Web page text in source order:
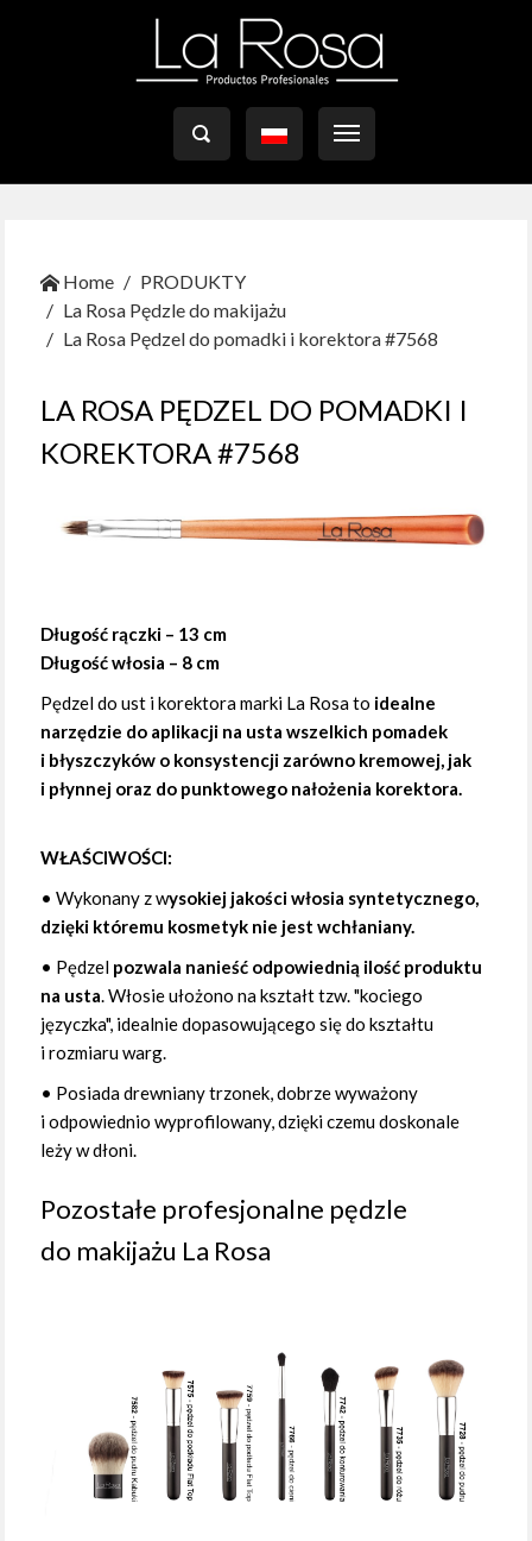

Home
PRODUKTY
La Rosa Pędzle do makijażu
La Rosa Pędzel do pomadki i korektora #7568
LA ROSA PĘDZEL DO POMADKI I
KOREKTORA #7568
Długość rączki – 13 cm
Długość włosia – 8 cm
Pędzel do ust i korektora marki La Rosa to idealne
narzędzie do aplikacji na usta wszelkich pomadek
i błyszczyków o konsystencji zarówno kremowej, jak
i płynnej oraz do punktowego nałożenia korektora.
WŁAŚCIWOŚCI:
• Wykonany z wysokiej jakości włosia syntetycznego,
dzięki któremu kosmetyk nie jest wchłaniany.
• Pędzel pozwala nanieść odpowiednią ilość produktu
na usta. Włosie ułożono na kształt tzw. "kociego
języczka", idealnie dopasowującego się do kształtu
i rozmiaru warg.
• Posiada drewniany trzonek, dobrze wyważony
i odpowiednio wyprofilowany, dzięki czemu doskonale
leży w dłoni.
Pozostałe profesjonalne pędzle
do makijażu La Rosa